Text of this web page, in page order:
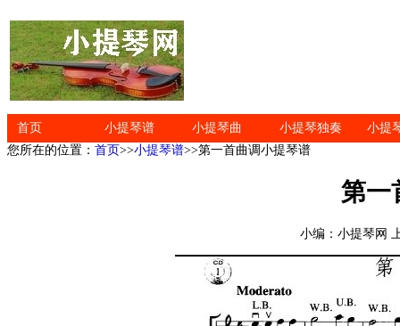
首页 小提琴谱 小提琴曲 小提琴独奏
小提
您所在的位置： 首页>>小提琴谱>>第一首曲调小提琴谱
第一
小编：小提琴网